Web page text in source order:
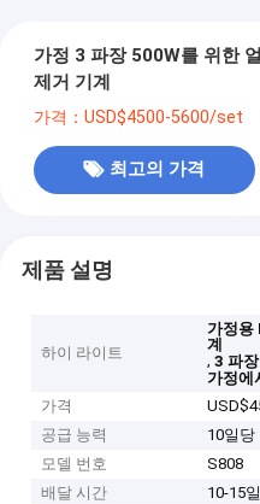
가정 3 파장 500W를 위한
제거 기계
가격：USD$4500-5600/set
최고의 가격
제품 설명
하이 라이트
가정용
계
,3 파
가정에
가격
공급 능력
10일당
모델 번호
S808
배달 시간
10-15일